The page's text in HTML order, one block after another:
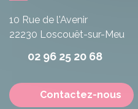
10 Rue de l'Avenir
22230 Loscouët-sur-Meu
02 96 25 20 68
Contactez-nous